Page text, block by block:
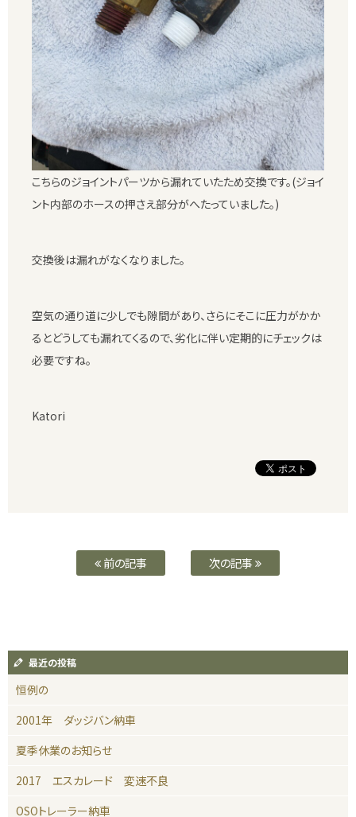
こちらのジョイントパーツから漏れていたため交換です。(ジョイ
ント内部のホースの押さえ部分がへたっていました。)
交換後は漏れがなくなりました。
空気の通り道に少しでも隙間があり、さらにそこに圧力がかか
るとどうしても漏れてくるので、劣化に伴い定期的にチェックは
必要ですね。
Katori
前の記事 次の記事
最近の投稿
恒例の
2001年 ダッジバン納車
夏季休業のお知らせ
2017 エスカレード 変速不良
OSOトレーラー納車